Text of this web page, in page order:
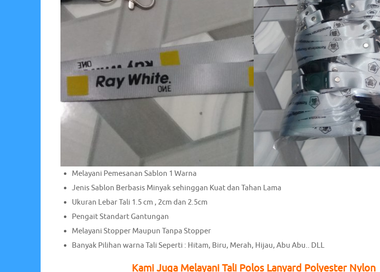
Melayani Pemesanan Sablon 1 Warna
Jenis Sablon Berbasis Minyak sehinggan Kuat dan Tahan Lama
Ukuran Lebar Tali 1.5 cm , 2cm dan 2.5cm
Pengait Standart Gantungan
Melayani Stopper Maupun Tanpa Stopper
Banyak Pilihan warna Tali Seperti : Hitam, Biru, Merah, Hijau, Abu Abu.. DLL
Kami Juga Melayani Tali Polos Lanyard Polyester Nylon